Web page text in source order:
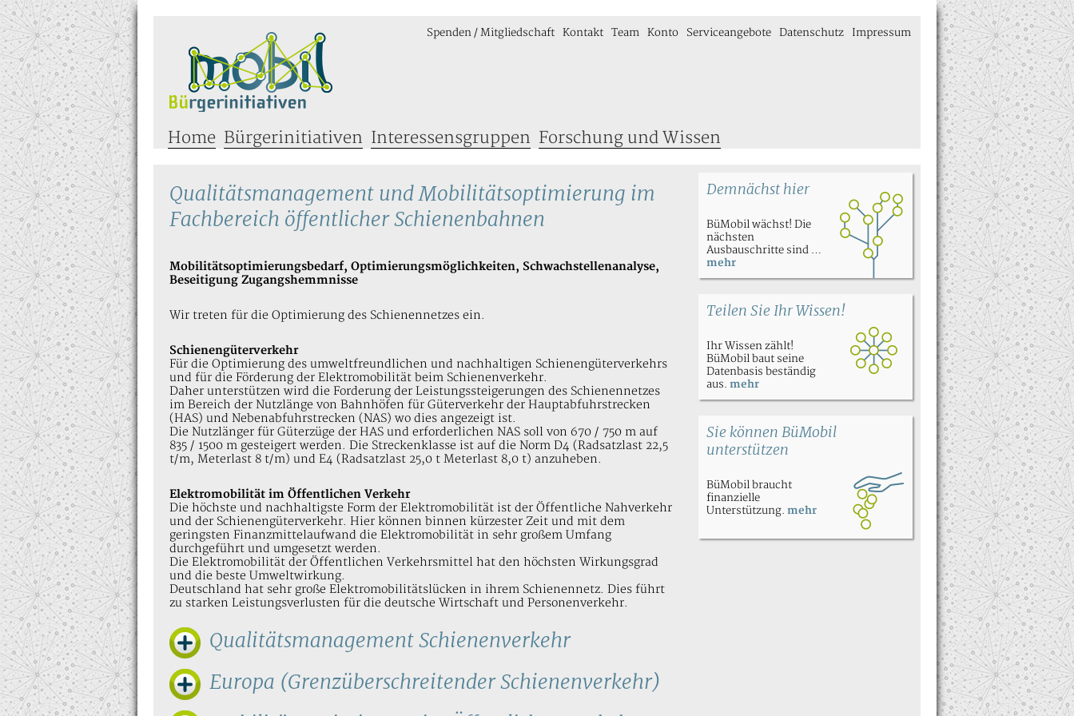
Spenden / Mitgliedschaft Kontakt Team Konto Serviceangebote Datenschutz Impressum
Home Bürgerinitiativen Interessensgruppen Forschung und Wissen
Qualitätsmanagement und Mobilitätsoptimierung im
Fachbereich öffentlicher Schienenbahnen
Mobilitätsoptimierungsbedarf, Optimierungsmöglichkeiten, Schwachstellenanalyse,
Beseitigung Zugangshemmnisse
Wir treten für die Optimierung des Schienennetzes ein.
Schienengüterverkehr
Für die Optimierung des umweltfreundlichen und nachhaltigen Schienengüterverkehrs
und für die Förderung der Elektromobilität beim Schienenverkehr.
Daher unterstützen wird die Forderung der Leistungssteigerungen des Schienennetzes
im Bereich der Nutzlänge von Bahnhöfen für Güterverkehr der Hauptabfuhrstrecken
(HAS) und Nebenabfuhrstrecken (NAS) wo dies angezeigt ist.
Die Nutzlänger für Güterzüge der HAS und erforderlichen NAS soll von 670 / 750 m auf
835 / 1500 m gesteigert werden. Die Streckenklasse ist auf die Norm D4 (Radsatzlast 22,5
t/m, Meterlast 8 t/m) und E4 (Radsatzlast 25,0 t Meterlast 8,0 t) anzuheben.
Elektromobilität im Öffentlichen Verkehr
Die höchste und nachhaltigste Form der Elektromobilität ist der Öffentliche Nahverkehr
und der Schienengüterverkehr. Hier können binnen kürzester Zeit und mit dem
geringsten Finanzmittelaufwand die Elektromobilität in sehr großem Umfang
durchgeführt und umgesetzt werden.
Die Elektromobilität der Öffentlichen Verkehrsmittel hat den höchsten Wirkungsgrad
und die beste Umweltwirkung.
Deutschland hat sehr große Elektromobilitätslücken in ihrem Schienennetz. Dies führt
zu starken Leistungsverlusten für die deutsche Wirtschaft und Personenverkehr.
Qualitätsmanagement Schienenverkehr
Europa (Grenzüberschreitender Schienenverkehr)
Demnächst hier
BüMobil wächst! Die
nächsten
Ausbauschritte sind …
mehr
Teilen Sie Ihr Wissen!
Ihr Wissen zählt!
BüMobil baut seine
Datenbasis beständig
aus. mehr
Sie können BüMobil
unterstützen
BüMobil braucht
finanzielle
Unterstützung. mehr